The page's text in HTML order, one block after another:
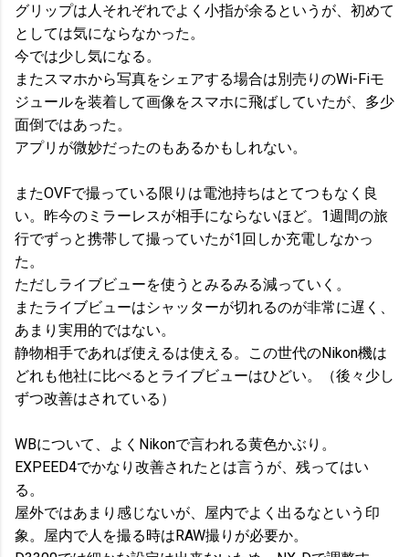
グリップは人それぞれでよく小指が余るというが、初めて
としては気にならなかった。
今では少し気になる。
またスマホから写真をシェアする場合は別売りのWi-Fiモ
ジュールを装着して画像をスマホに飛ばしていたが、多少
面倒ではあった。
アプリが微妙だったのもあるかもしれない。
またOVFで撮っている限りは電池持ちはとてつもなく良
い。昨今のミラーレスが相手にならないほど。1週間の旅
行でずっと携帯して撮っていたが1回しか充電しなかっ
た。
ただしライブビューを使うとみるみる減っていく。
またライブビューはシャッターが切れるのが非常に遅く、
あまり実用的ではない。
静物相手であれば使えるは使える。この世代のNikon機は
どれも他社に比べるとライブビューはひどい。（後々少し
ずつ改善はされている）
WBについて、よくNikonで言われる黄色かぶり。
EXPEED4でかなり改善されたとは言うが、残ってはい
る。
屋外ではあまり感じないが、屋内でよく出るなという印
象。屋内で人を撮る時はRAW撮りが必要か。